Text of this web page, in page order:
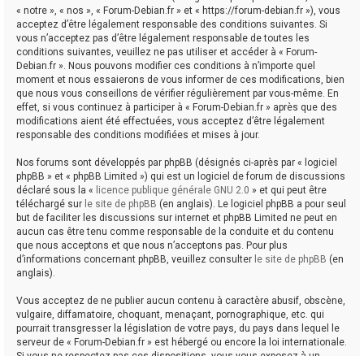
« notre », « nos », « Forum-Debian.fr » et « https://forum-debian.fr »), vous
acceptez d’être légalement responsable des conditions suivantes. Si
vous n’acceptez pas d’être légalement responsable de toutes les
conditions suivantes, veuillez ne pas utiliser et accéder à « Forum-
Debian.fr ». Nous pouvons modifier ces conditions à n’importe quel
moment et nous essaierons de vous informer de ces modifications, bien
que nous vous conseillons de vérifier régulièrement par vous-même. En
effet, si vous continuez à participer à « Forum-Debian.fr » après que des
modifications aient été effectuées, vous acceptez d’être légalement
responsable des conditions modifiées et mises à jour.
Nos forums sont développés par phpBB (désignés ci-après par « logiciel
phpBB » et « phpBB Limited ») qui est un logiciel de forum de discussions
déclaré sous la « licence publique générale GNU 2.0 » et qui peut être
téléchargé sur le site de phpBB (en anglais). Le logiciel phpBB a pour seul
but de faciliter les discussions sur internet et phpBB Limited ne peut en
aucun cas être tenu comme responsable de la conduite et du contenu
que nous acceptons et que nous n’acceptons pas. Pour plus
d’informations concernant phpBB, veuillez consulter le site de phpBB (en
anglais).
Vous acceptez de ne publier aucun contenu à caractère abusif, obscène,
vulgaire, diffamatoire, choquant, menaçant, pornographique, etc. qui
pourrait transgresser la législation de votre pays, du pays dans lequel le
serveur de « Forum-Debian.fr » est hébergé ou encore la loi internationale.